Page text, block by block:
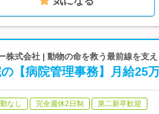
株式会社 | 動物の命を救う最前線を支
【病院管理事務】月給25
なし 完全週休2日制 第二新卒歓迎